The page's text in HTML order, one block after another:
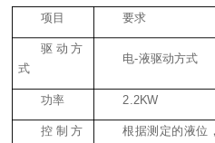
项目 要求
驱动方
式
电-液驱动方式
功率 2.2KW
控制方 根据测定的液位